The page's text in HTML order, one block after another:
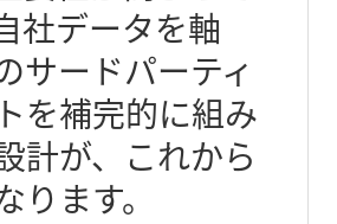
社データを軸
サードパーティ
を補完的に組み
計が、これから
ります。